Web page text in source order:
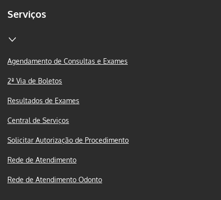
Serviços
Agendamento de Consultas e Exames
2ª Via de Boletos
Resultados de Exames
Central de Serviços
Solicitar Autorização de Procedimento
Rede de Atendimento
Rede de Atendimento Odonto